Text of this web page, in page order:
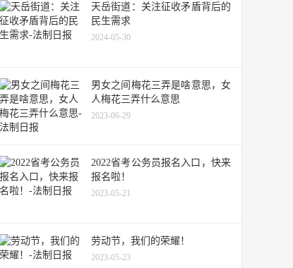
天岳街道：关注征收矛盾背后的
民生需求
2024-05-30
男女之间梅花三弄是啥意思，女
人梅花三弄什么意思
2023-06-29
2022省考公务员报名入口，快来
报名啦！
2023-05-21
劳动节，我们的荣耀！
2023-05-23